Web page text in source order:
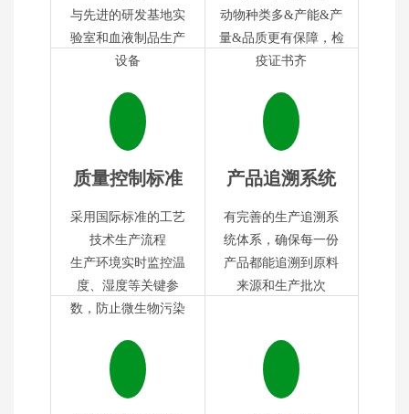
与先进的研发基地实
验室和血液制品生产
设备
动物种类多&产能&产
量&品质更有保障，检
疫证书齐
质量控制标准
采用国际标准的工艺
技术生产流程
生产环境实时监控温
度、湿度等关键参
数，防止微生物污染
产品追溯系统
有完善的生产追溯系
统体系，确保每一份
产品都能追溯到原料
来源和生产批次